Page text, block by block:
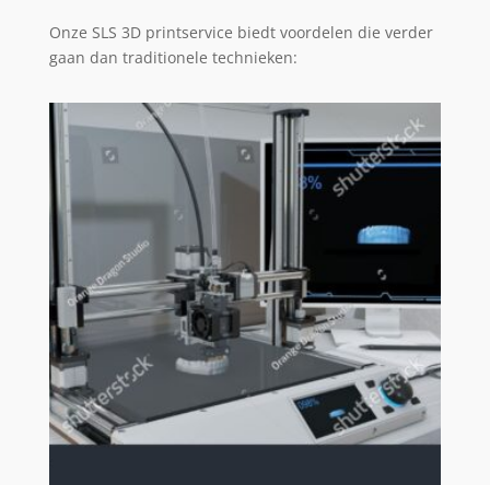
Onze SLS 3D printservice biedt voordelen die verder
gaan dan traditionele technieken: